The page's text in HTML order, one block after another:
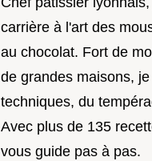
carrière à l'art des
au chocolat. Fort de
de grandes maisons,
techniques, du
Avec plus de 135
vous guide pas à pas.